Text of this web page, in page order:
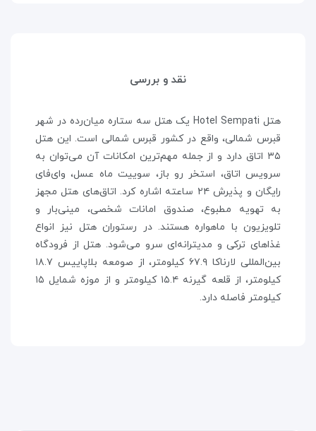
نقد و بررسی
هتل Hotel Sempati یک هتل سه ستاره میان‌رده در شهر
قبرس شمالی، واقع در کشور قبرس شمالی است. این هتل
۳۵ اتاق دارد و از جمله مهم‌ترین امکانات آن می‌توان به
سرویس اتاق، استخر رو باز، سوییت ماه عسل، وای‌فای
رایگان و پذیرش ۲۴ ساعته اشاره کرد. اتاق‌های هتل مجهز
به تهویه مطبوع، صندوق امانات شخصی، مینی‌بار و
تلویزیون با ماهواره هستند. در رستوران هتل نیز انواع
غذاهای ترکی و مدیترانه‌ای سرو می‌شود. هتل از فرودگاه
بین‌المللی لارناکا ۶۷.۹ کیلومتر، از صومعه بلاپاییس ۱۸.۷
کیلومتر، از قلعه گیرنه ۱۵.۴ کیلومتر و از موزه شمایل ۱۵
کیلومتر فاصله دارد.